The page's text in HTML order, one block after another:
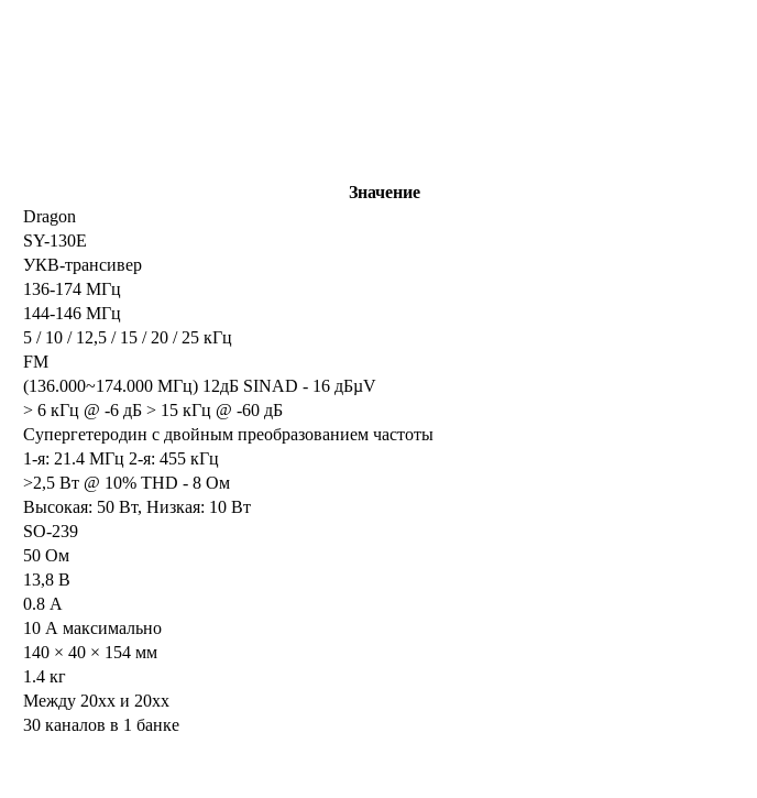
Значение
Dragon
SY-130E
УКВ-трансивер
136-174 МГц
144-146 МГц
5 / 10 / 12,5 / 15 / 20 / 25 кГц
FM
(136.000~174.000 МГц) 12дБ SINAD - 16 дБµV
> 6 кГц @ -6 дБ > 15 кГц @ -60 дБ
Супергетеродин с двойным преобразованием частоты
1-я: 21.4 МГц 2-я: 455 кГц
>2,5 Вт @ 10% THD - 8 Ом
Высокая: 50 Вт, Низкая: 10 Вт
SO-239
50 Ом
13,8 В
0.8 А
10 А максимально
140 × 40 × 154 мм
1.4 кг
Между 20xx и 20xx
30 каналов в 1 банке